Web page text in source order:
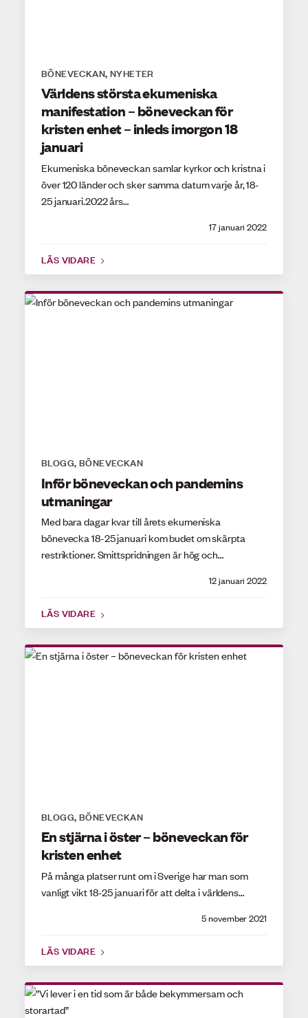
BÖNEVECKAN, NYHETER
Världens största ekumeniska
manifestation – böneveckan för
kristen enhet – inleds imorgon 18
januari
17 januari 2022
Ekumeniska böneveckan samlar kyrkor och kristna i
över 120 länder och sker samma datum varje år, 18-
25 januari.2022 års…
LÄS VIDARE
BLOGG, BÖNEVECKAN
Inför böneveckan och pandemins
utmaningar
12 januari 2022
Med bara dagar kvar till årets ekumeniska
bönevecka 18-25 januari kom budet om skärpta
restriktioner. Smittspridningen är hög och…
LÄS VIDARE
BLOGG, BÖNEVECKAN
En stjärna i öster – böneveckan för
kristen enhet
5 november 2021
På många platser runt om i Sverige har man som
vanligt vikt 18-25 januari för att delta i världens…
LÄS VIDARE